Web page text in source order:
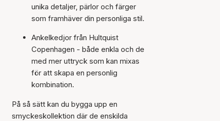
unika detaljer, pärlor och färger
som framhäver din personliga stil.
Ankelkedjor från Hultquist
Copenhagen - både enkla och de
med mer uttryck som kan mixas
för att skapa en personlig
kombination.
På så sätt kan du bygga upp en
smyckeskollektion där de enskilda